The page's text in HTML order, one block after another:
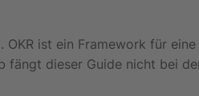
ist ein Framework für
dieser Guide nicht bei